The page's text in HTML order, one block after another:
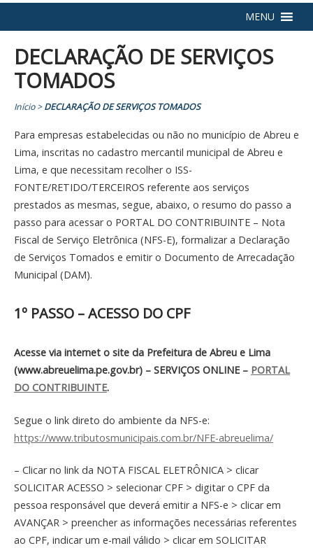
MENU
DECLARAÇÃO DE SERVIÇOS
TOMADOS
Início>DECLARAÇÃO DE SERVIÇOS TOMADOS
Para empresas estabelecidas ou não no município de Abreu e
Lima, inscritas no cadastro mercantil municipal de Abreu e
Lima, e que necessitam recolher o ISS-
FONTE/RETIDO/TERCEIROS referente aos serviços
prestados as mesmas, segue, abaixo, o resumo do passo a
passo para acessar o PORTAL DO CONTRIBUINTE – Nota
Fiscal de Serviço Eletrônica (NFS-E), formalizar a Declaração
de Serviços Tomados e emitir o Documento de Arrecadação
Municipal (DAM).
1º PASSO – ACESSO DO CPF
Acesse via internet o site da Prefeitura de Abreu e Lima
(www.abreuelima.pe.gov.br) – SERVIÇOS ONLINE – PORTAL
DO CONTRIBUINTE.
Segue o link direto do ambiente da NFS-e:
https://www.tributosmunicipais.com.br/NFE-abreuelima/
– Clicar no link da NOTA FISCAL ELETRÔNICA > clicar
SOLICITAR ACESSO > selecionar CPF > digitar o CPF da
pessoa responsável que deverá emitir a NFS-e > clicar em
AVANÇAR > preencher as informações necessárias referentes
ao CPF, indicar um e-mail válido > clicar em SOLICITAR